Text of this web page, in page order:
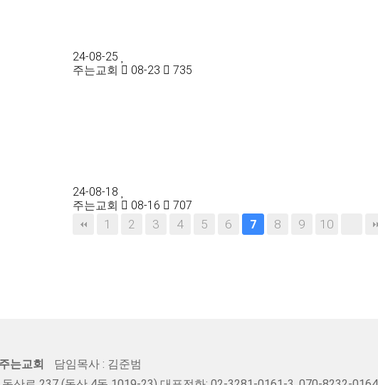
24-08-25
주는교회
08-23 735
24-08-18
주는교회
08-16 707
1 2 3 4 5 6 7 8 9 10
는교회
담임목사 : 김준범